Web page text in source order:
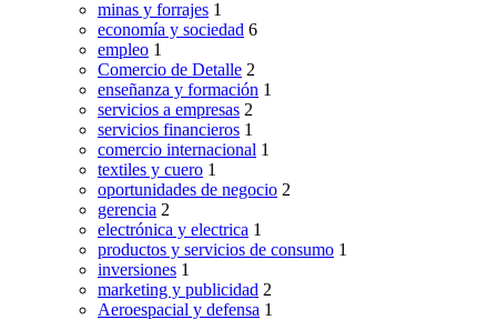
minas y forrajes 1
economía y sociedad 6
empleo 1
Comercio de Detalle 2
enseñanza y formación 1
servicios a empresas 2
servicios financieros 1
comercio internacional 1
textiles y cuero 1
oportunidades de negocio 2
gerencia 2
electrónica y electrica 1
productos y servicios de consumo 1
inversiones 1
marketing y publicidad 2
Aeroespacial y defensa 1